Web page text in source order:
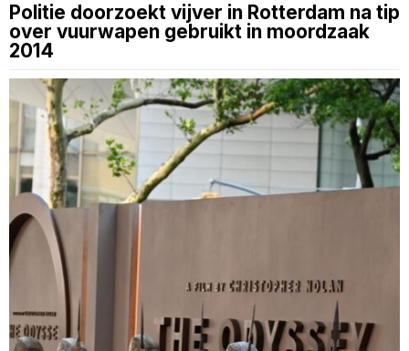
Politie doorzoekt vijver in Rotterdam na tip
over vuurwapen gebruikt in moordzaak
2014